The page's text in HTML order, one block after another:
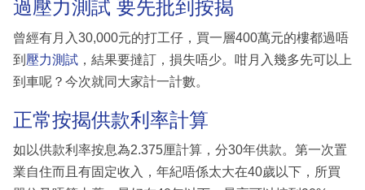
過壓力測試 要先批到按揭
曾經有月入30,000元的打工仔，買一層400萬元的樓都過唔
到 壓力測試 ，結果要撻訂，損失唔少。咁月入幾多先可以上
到車呢？今次就同大家計一計數。
正常按揭供款利率計算
如以供款利率按息為2.375厘計算，分30年供款。第一次置
業自住而且有固定收入，年紀唔係太大在40歲以下，所買